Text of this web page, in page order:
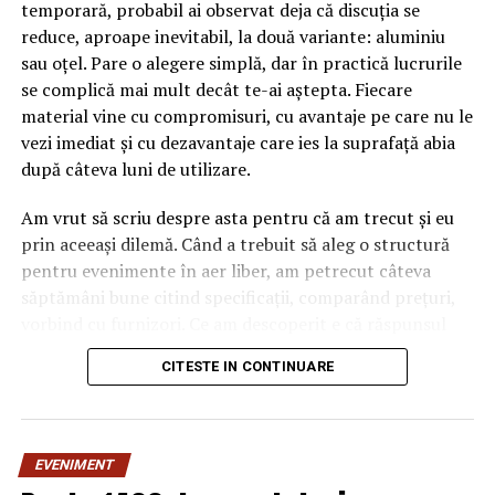
temporară, probabil ai observat deja că discuția se
reduce, aproape inevitabil, la două variante: aluminiu
sau oțel. Pare o alegere simplă, dar în practică lucrurile
se complică mai mult decât te-ai aștepta. Fiecare
material vine cu compromisuri, cu avantaje pe care nu le
vezi imediat și cu dezavantaje care ies la suprafață abia
după câteva luni de utilizare.
Am vrut să scriu despre asta pentru că am trecut și eu
prin aceeași dilemă. Când a trebuit să aleg o structură
pentru evenimente în aer liber, am petrecut câteva
săptămâni bune citind specificații, comparând prețuri,
„corect” depinde mult de context, de cât de des muți
pavilionul și de ce condiții meteo ai de înfruntat.
materialului mai mult decât
CITESTE IN CONTINUARE
EVENIMENT